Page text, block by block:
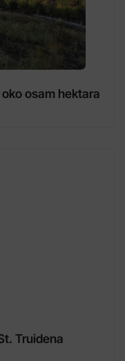
osam hektara
Truidena